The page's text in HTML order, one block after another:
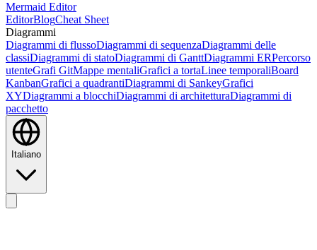
Mermaid Editor
EditorBlogCheat Sheet
Diagrammi
Diagrammi di flussoDiagrammi di sequenzaDiagrammi delle
classiDiagrammi di statoDiagrammi di GanttDiagrammi ERPercorso
utenteGrafi GitMappe mentaliGrafici a tortaLinee temporaliBoard
KanbanGrafici a quadrantiDiagrammi di SankeyGrafici
XYDiagrammi a blocchiDiagrammi di architetturaDiagrammi di
pacchetto
Italiano